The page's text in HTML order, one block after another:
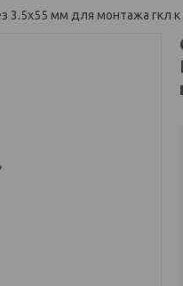
3.5х55 мм для монтажа гкл